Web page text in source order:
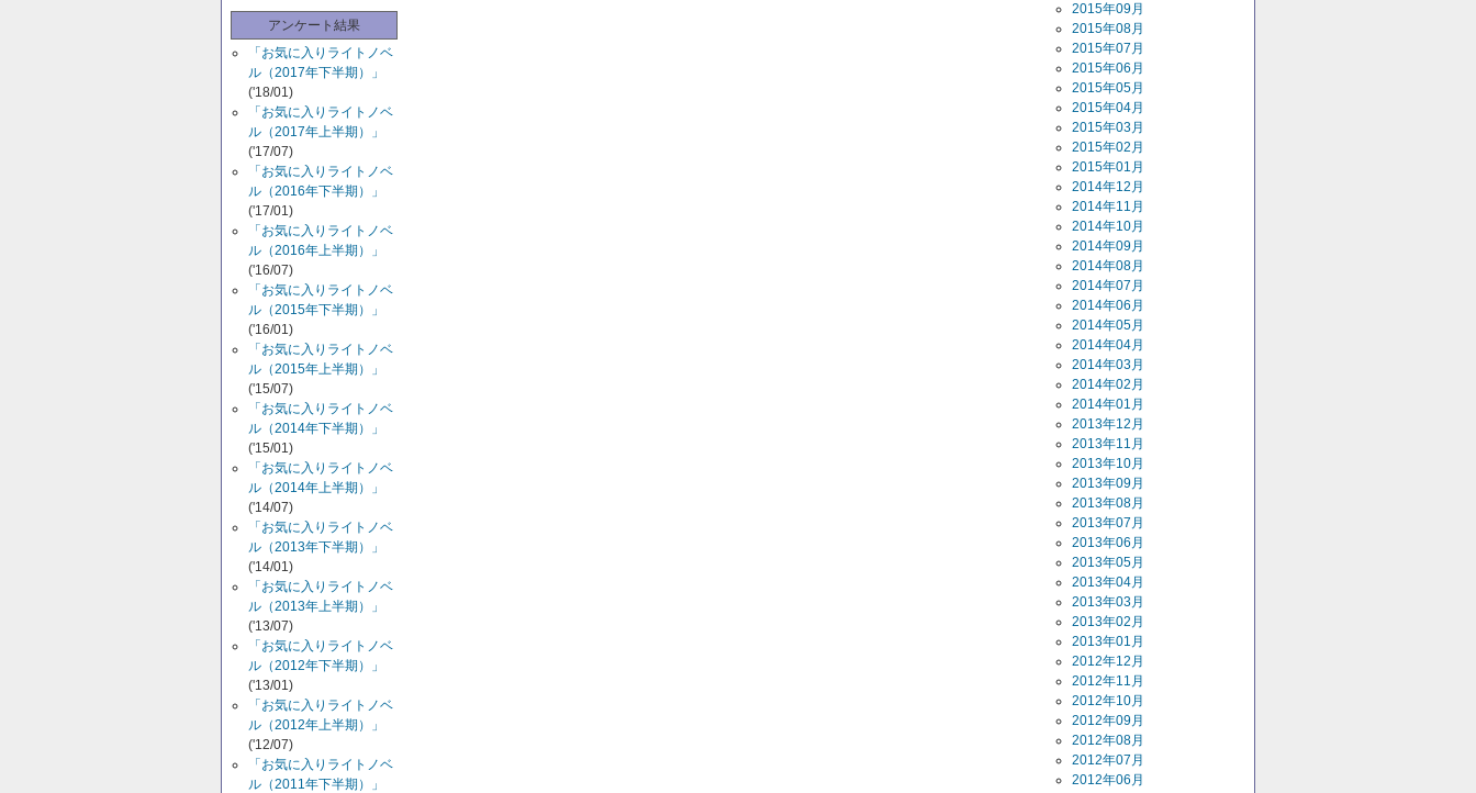
アンケート結果
「お気に入りライトノベ
ル（2017年下半期）」
('18/01)
「お気に入りライトノベ
ル（2017年上半期）」
('17/07)
「お気に入りライトノベ
ル（2016年下半期）」
('17/01)
「お気に入りライトノベ
ル（2016年上半期）」
('16/07)
「お気に入りライトノベ
ル（2015年下半期）」
('16/01)
「お気に入りライトノベ
ル（2015年上半期）」
('15/07)
「お気に入りライトノベ
ル（2014年下半期）」
('15/01)
「お気に入りライトノベ
ル（2014年上半期）」
('14/07)
「お気に入りライトノベ
ル（2013年下半期）」
('14/01)
「お気に入りライトノベ
ル（2013年上半期）」
('13/07)
「お気に入りライトノベ
ル（2012年下半期）」
('13/01)
「お気に入りライトノベ
ル（2012年上半期）」
('12/07)
「お気に入りライトノベ
ル（2011年下半期）」
2015年09月
2015年08月
2015年07月
2015年06月
2015年05月
2015年04月
2015年03月
2015年02月
2015年01月
2014年12月
2014年11月
2014年10月
2014年09月
2014年08月
2014年07月
2014年06月
2014年05月
2014年04月
2014年03月
2014年02月
2014年01月
2013年12月
2013年11月
2013年10月
2013年09月
2013年08月
2013年07月
2013年06月
2013年05月
2013年04月
2013年03月
2013年02月
2013年01月
2012年12月
2012年11月
2012年10月
2012年09月
2012年08月
2012年07月
2012年06月